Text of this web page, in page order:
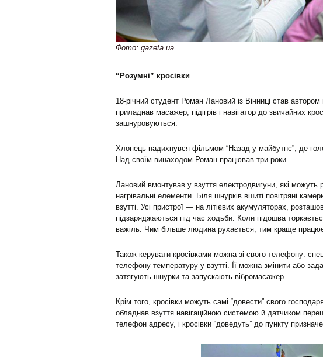
Фото: gazeta.ua
“Розумні” кросівки
18-річний студент Роман Лановий із Вінниці став автором
приладнав масажер, підігрів і навігатор до звичайних
зашнуровуються.
Хлопець надихнувся фільмом “Назад у майбутнє”, де
Над своїм винаходом Роман працював три роки.
Лановий вмонтував у взуття електродвигуни, які
нагрівальні елементи. Біля шнурків вшиті повітряні
взутті. Усі пристрої — на літієвих акумуляторах,
підзаряджаються під час ходьби. Коли підошва
важіль. Чим більше людина рухається, тим краще
Також керувати кросівками можна зі свого телефону:
телефону температуру у взутті. Її можна змінити або
затягують шнурки та запускають вібромасажер.
Крім того, кросівки можуть самі “довести” свого
обладнав взуття навігаційною системою й датчиком
телефон адресу, і кросівки “доведуть” до пункту